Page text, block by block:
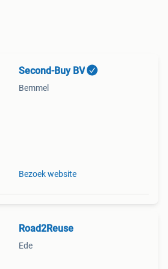
Second-Buy BV
Bemmel
Bezoek website
Road2Reuse
Ede